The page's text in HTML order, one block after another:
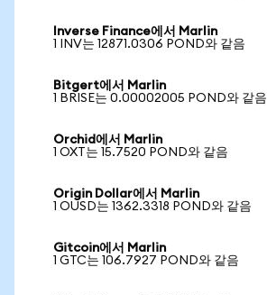
Inverse Finance에서 Marlin
1 INV는 12871.0306 POND와 같음
Bitgert에서 Marlin
1 BRISE는 0.00002005 POND와 같음
Orchid에서 Marlin
1 OXT는 15.7520 POND와 같음
Origin Dollar에서 Marlin
1 OUSD는 1362.3318 POND와 같음
Gitcoin에서 Marlin
1 GTC는 106.7927 POND와 같음